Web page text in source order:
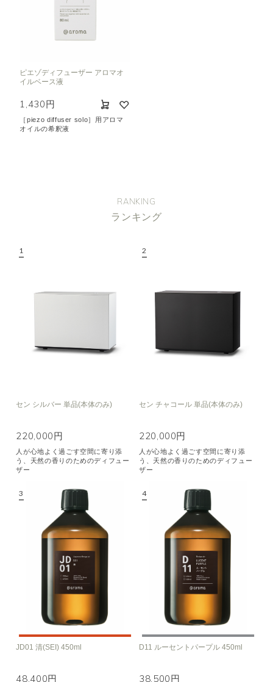
ピエゾディフューザー アロマオ
イルベース液
1,430円
［piezo diffuser solo］用アロマ
オイルの希釈液
RANKING
ランキング
セン シルバー 単品(本体のみ)
220,000円
人が心地よく過ごす空間に寄り添
う、天然の香りのためのディフュー
ザー
セン チャコール 単品(本体のみ)
220,000円
人が心地よく過ごす空間に寄り添
う、天然の香りのためのディフュー
ザー
JD01 清(SEI) 450ml
48,400円
D11 ルーセントパープル 450ml
38,500円